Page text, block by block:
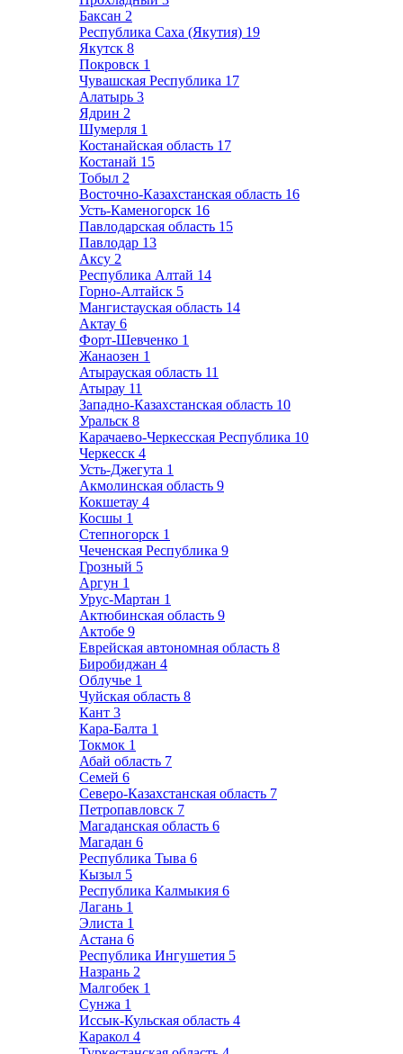
Баксан 2
Республика Саха (Якутия) 19
Якутск 8
Покровск 1
Чувашская Республика 17
Алатырь 3
Ядрин 2
Шумерля 1
Костанайская область 17
Костанай 15
Тобыл 2
Восточно-Казахстанская область 16
Усть-Каменогорск 16
Павлодарская область 15
Павлодар 13
Аксу 2
Республика Алтай 14
Горно-Алтайск 5
Мангистауская область 14
Актау 6
Форт-Шевченко 1
Жанаозен 1
Атырауская область 11
Атырау 11
Западно-Казахстанская область 10
Уральск 8
Карачаево-Черкесская Республика 10
Черкесск 4
Усть-Джегута 1
Акмолинская область 9
Кокшетау 4
Косшы 1
Степногорск 1
Чеченская Республика 9
Грозный 5
Аргун 1
Урус-Мартан 1
Актюбинская область 9
Актобе 9
Еврейская автономная область 8
Биробиджан 4
Облучье 1
Чуйская область 8
Кант 3
Кара-Балта 1
Токмок 1
Абай область 7
Семей 6
Северо-Казахстанская область 7
Петропавловск 7
Магаданская область 6
Магадан 6
Республика Тыва 6
Кызыл 5
Республика Калмыкия 6
Лагань 1
Элиста 1
Астана 6
Республика Ингушетия 5
Назрань 2
Малгобек 1
Сунжа 1
Иссык-Кульская область 4
Каракол 4